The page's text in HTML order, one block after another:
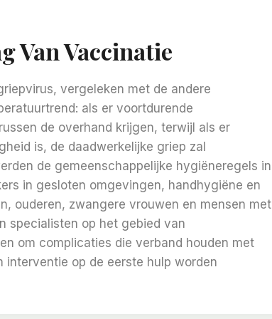
Van Vaccinatie
vergeleken met de andere
als er voortdurende
de overhand krijgen, terwijl als er
is, de daadwerkelijke griep zal
de gemeenschappelijke hygiëneregels in
in gesloten omgevingen, handhygiëne en
ouderen, zwangere vrouwen en mensen met
specialisten op het gebied van
om complicaties die verband houden met
interventie op de eerste hulp worden